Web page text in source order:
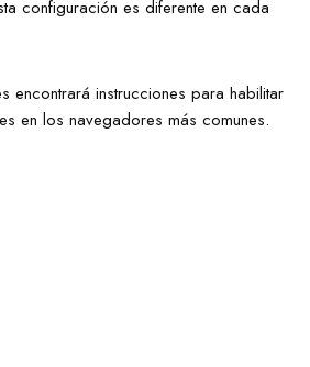
configuración es diferente en cada
encontrará instrucciones para habilitar
en los navegadores más comunes.